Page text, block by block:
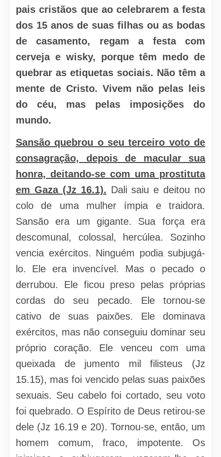
pais cristãos que ao celebrarem a festa
dos 15 anos de suas filhas ou as bodas
de casamento, regam a festa com
cerveja e wisky, porque têm medo de
quebrar as etiquetas sociais. Não têm a
mente de Cristo. Vivem não pelas leis
do céu, mas pelas imposições do
mundo.
Sansão quebrou o seu terceiro voto de
consagração, depois de macular sua
honra, deitando-se com uma prostituta
em Gaza (Jz 16.1). Dali saiu e deitou no
colo de uma mulher ímpia e traidora.
Sansão era um gigante. Sua força era
descomunal, colossal, hercúlea. Sozinho
vencia exércitos. Ninguém podia subjugá-
lo. Ele era invencível. Mas o pecado o
derrubou. Ele ficou preso pelas próprias
cordas do seu pecado. Ele tornou-se
cativo de suas paixões. Ele dominava
exércitos, mas não conseguiu dominar seu
próprio coração. Ele venceu com uma
queixada de jumento mil filisteus (Jz
15.15), mas foi vencido pelas suas paixões
sexuais. Seu cabelo foi cortado, seu voto
foi quebrado. O Espírito de Deus retirou-se
dele (Jz 16.19 e 20). Tornou-se, então, um
homem comum, fraco, impotente. Os